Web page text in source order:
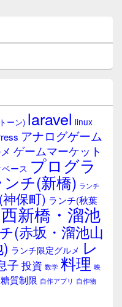
ーン) laravel linux
アナログゲーム
ゲームマーケット
ース プログラ
ンチ(新橋) ランチ
保町) ランチ(秋葉
新橋・溜池
(赤坂・溜池山
ランチ限定グルメ レ
子 投資 数学 料理 映
糖質制限 自作アプリ 自作物